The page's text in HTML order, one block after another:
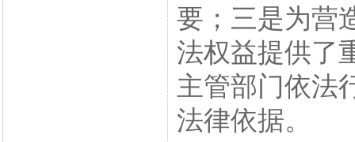
要；三是为营
法权益提供了
主管部门依法
法律依据。